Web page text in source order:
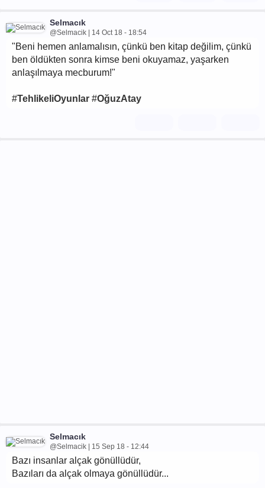
Selmacık
@Selmacik | 14 Oct 18 - 18:54
"Beni hemen anlamalısın, çünkü ben kitap değilim, çünkü
ben öldükten sonra kimse beni okuyamaz, yaşarken
anlaşılmaya mecburum!"
#TehlikeliOyunlar #OğuzAtay
Selmacık
@Selmacik | 15 Sep 18 - 12:44
Bazı insanlar alçak gönüllüdür,
Bazıları da alçak olmaya gönüllüdür...